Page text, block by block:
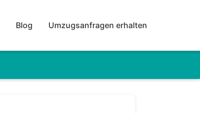
Blog Umzugsanfragen erhalten